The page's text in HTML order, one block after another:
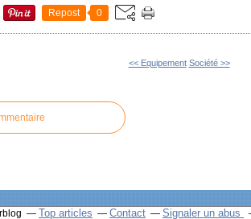
Repost 0
<< Equipement Société >>
Top articles Contact Signaler un abus